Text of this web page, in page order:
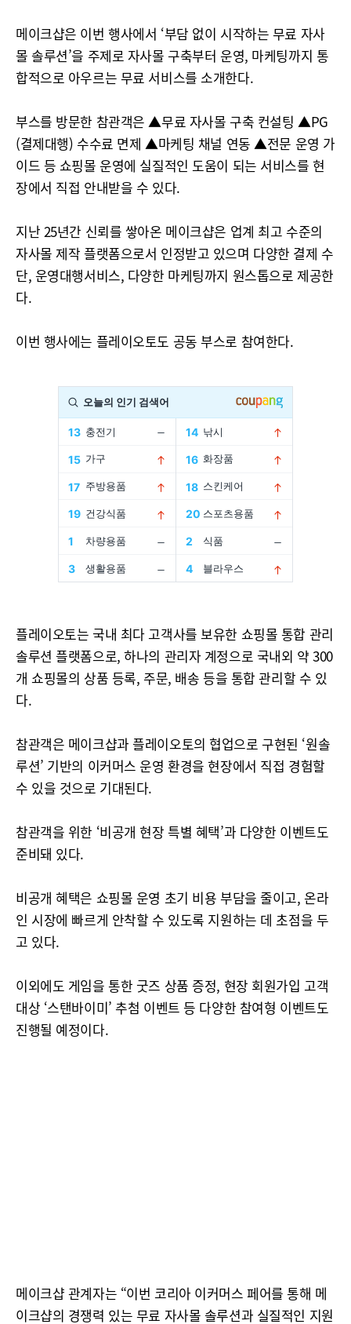
메이크샵은 이번 행사에서 ‘부담 없이 시작하는 무료 자사
몰 솔루션’을 주제로 자사몰 구축부터 운영, 마케팅까지 통
합적으로 아우르는 무료 서비스를 소개한다.
부스를 방문한 참관객은 ▲무료 자사몰 구축 컨설팅 ▲PG
(결제대행) 수수료 면제 ▲마케팅 채널 연동 ▲전문 운영 가
이드 등 쇼핑몰 운영에 실질적인 도움이 되는 서비스를 현
장에서 직접 안내받을 수 있다.
지난 25년간 신뢰를 쌓아온 메이크샵은 업계 최고 수준의
자사몰 제작 플랫폼으로서 인정받고 있으며 다양한 결제 수
단, 운영대행서비스, 다양한 마케팅까지 원스톱으로 제공한
다.
이번 행사에는 플레이오토도 공동 부스로 참여한다.
플레이오토는 국내 최다 고객사를 보유한 쇼핑몰 통합 관리
솔루션 플랫폼으로, 하나의 관리자 계정으로 국내외 약 300
개 쇼핑몰의 상품 등록, 주문, 배송 등을 통합 관리할 수 있
다.
참관객은 메이크샵과 플레이오토의 협업으로 구현된 ‘원솔
루션’ 기반의 이커머스 운영 환경을 현장에서 직접 경험할
수 있을 것으로 기대된다.
참관객을 위한 ‘비공개 현장 특별 혜택’과 다양한 이벤트도
준비돼 있다.
비공개 혜택은 쇼핑몰 운영 초기 비용 부담을 줄이고, 온라
인 시장에 빠르게 안착할 수 있도록 지원하는 데 초점을 두
고 있다.
이외에도 게임을 통한 굿즈 상품 증정, 현장 회원가입 고객
대상 ‘스탠바이미’ 추첨 이벤트 등 다양한 참여형 이벤트도
진행될 예정이다.
메이크샵 관계자는 “이번 코리아 이커머스 페어를 통해 메
이크샵의 경쟁력 있는 무료 자사몰 솔루션과 실질적인 지원